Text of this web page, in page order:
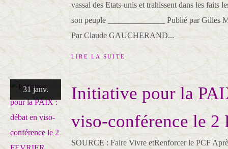
vassal des Etats-unis et trahissent dans les faits
son peuple ______________ Publié par Gilles
Par Claude GAUCHERAND...
LIRE LA SUITE
31 janv.
Initiative pour la
viso-conférence le 2
SOURCE : Faire Vivre etRenforcer le PCF